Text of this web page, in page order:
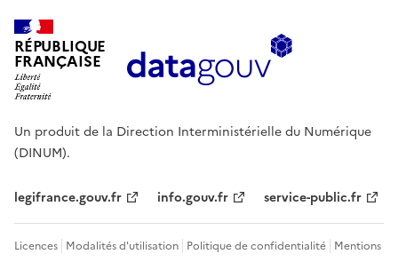
RÉPUBLIQUE
FRANÇAISE
Un produit de la Direction Interministérielle du Numérique
(DINUM).
legifrance.gouv.fr info.gouv.fr service-public.fr
Licences Modalités d'utilisation Politique de confidentialité Mentions